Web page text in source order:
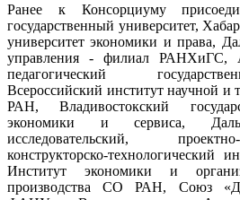
Ранее к Консорциуму
государственный университет,
университет экономики и права,
управления - филиал РАНХиГС,
педагогический
Всероссийский институт научной и
РАН, Владивостокский
экономики и сервиса,
исследовательский,
конструкторско-технологический
Институт экономики и
производства СО РАН, Союз